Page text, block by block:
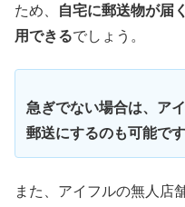
ため、
自宅に郵送物が届
用できるでしょう。
急ぎでない場合は、ア
郵送にするのも可能です
また、アイフルの無人店